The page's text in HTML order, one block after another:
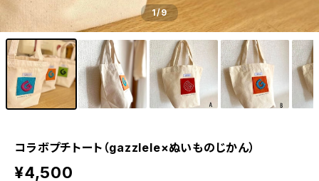
1/9
コラボプチトート（gazzlele×ぬいものじかん）
¥4,500